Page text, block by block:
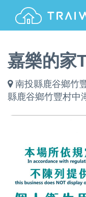
嘉樂的家
南投縣鹿谷鄉竹
縣鹿谷鄉竹豐村中